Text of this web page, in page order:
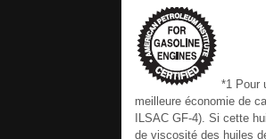
*1 Pour
meilleure économie de
ILSAC GF-4). Si cette
de viscosité des huiles